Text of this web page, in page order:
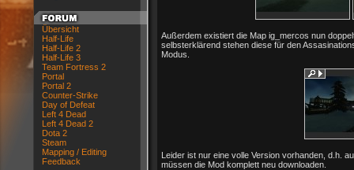
Übersicht
Half-Life
Half-Life 2
Half-Life 3
Team Fortress 2
Portal
Portal 2
Counter-Strike
Day of Defeat
Left 4 Dead
Left 4 Dead 2
Dota 2
Steam
Mapping / Editing
Feedback
Außerdem existiert die Map ig_mercos nun
selbsterklärend stehen diese für den
Modus.
Leider ist nur eine volle Version vorhanden, d.h.
müssen die Mod komplett neu downloaden.